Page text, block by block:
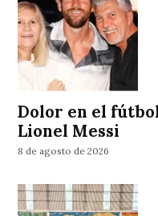
Dolor en el
Lionel Messi
8 de agosto de 2026